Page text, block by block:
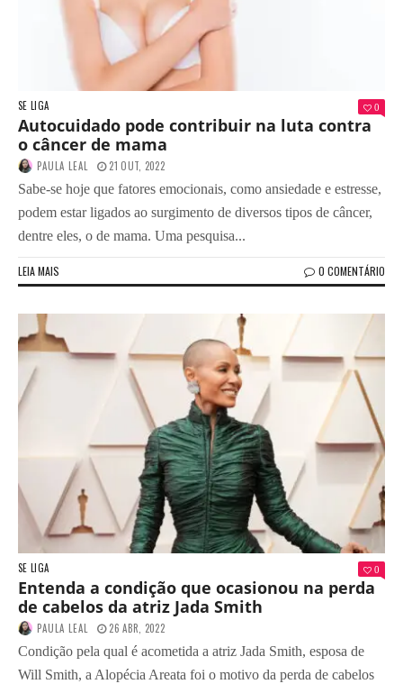
SE LIGA 0
Autocuidado pode contribuir na luta contra
o câncer de mama
PAULA LEAL 21 OUT, 2022
Sabe-se hoje que fatores emocionais, como ansiedade e estresse,
podem estar ligados ao surgimento de diversos tipos de câncer,
dentre eles, o de mama. Uma pesquisa...
LEIA MAIS 0 COMENTÁRIO
SE LIGA 0
Entenda a condição que ocasionou na perda
de cabelos da atriz Jada Smith
PAULA LEAL 26 ABR, 2022
Condição pela qual é acometida a atriz Jada Smith, esposa de
Will Smith, a Alopécia Areata foi o motivo da perda de cabelos